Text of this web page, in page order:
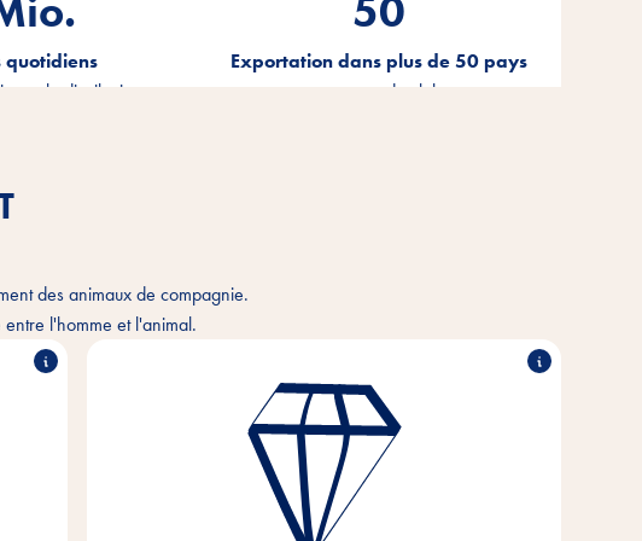
Mio.
quotidiens
et la distribution
50
Exportation dans plus de 50 pays
tout autour du globe
des animaux de compagnie.
l'homme et l'animal.
Performance exceptionnelle, travail en partenariat,
force d'innovation & action responsable - tels sont
les piliers sur lesquels reposent les valeurs de notre
entreprise.
Ces valeurs fondamentales sont le fondement et